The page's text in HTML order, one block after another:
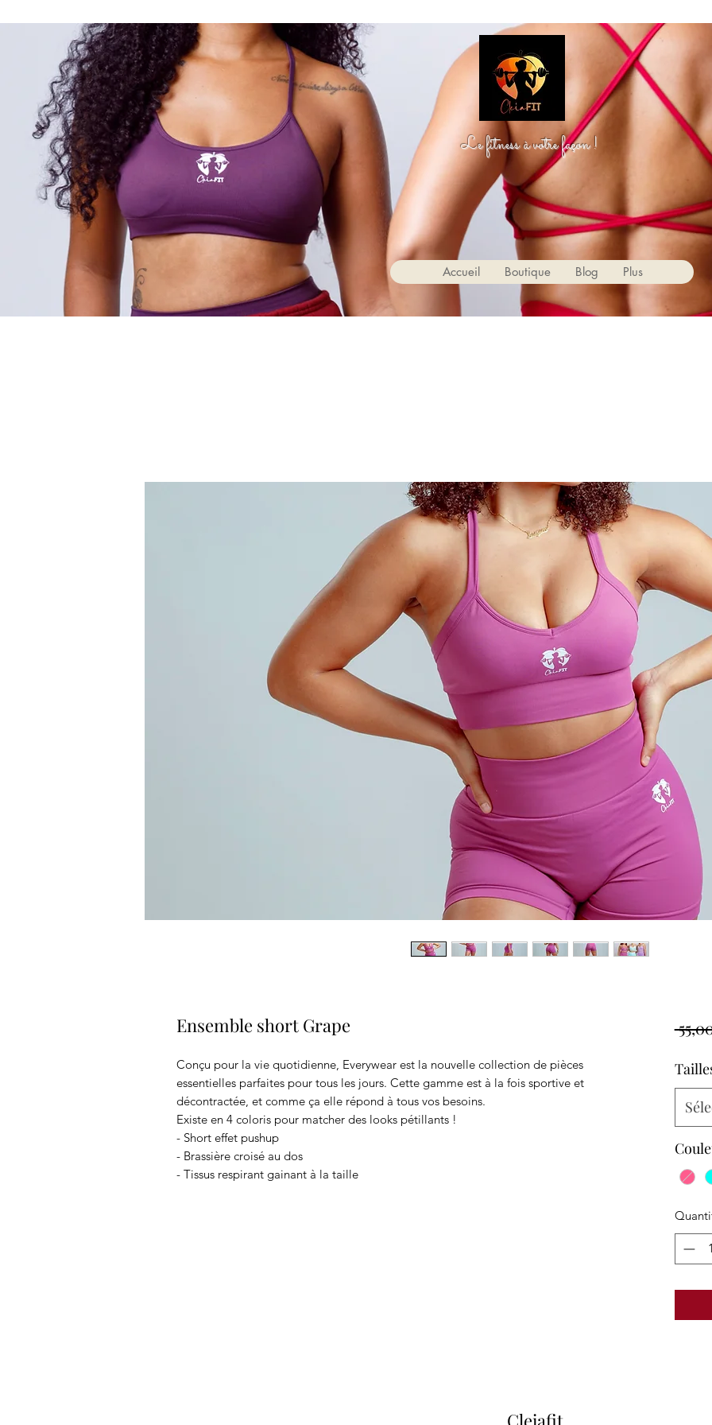
Le fitness à votre façon !
Accueil Boutique Blog Plus
Ensemble short Grape
Conçu pour la vie quotidienne, Everywear est la nouvelle collection de pièces
essentielles parfaites pour tous les jours. Cette gamme est à la fois sportive et
décontractée, et comme ça elle répond à tous vos besoins.
Existe en 4 coloris pour matcher des looks pétillants !
- Short effet pushup
- Brassière croisé au dos
- Tissus respirant gainant à la taille
Cleiafit